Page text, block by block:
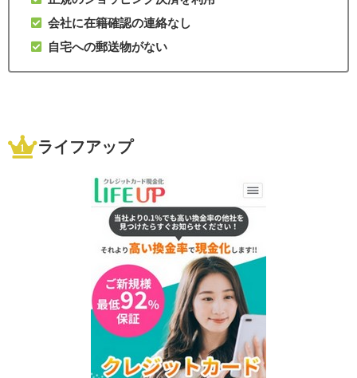
会社に在籍確認の連絡なし
自宅への郵送物がない
1 ライフアップ